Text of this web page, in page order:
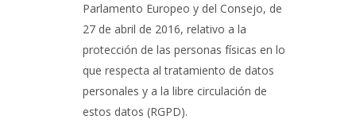
Parlamento Europeo y del Consejo, de
27 de abril de 2016, relativo a la
protección de las personas físicas en lo
que respecta al tratamiento de datos
personales y a la libre circulación de
estos datos (RGPD).